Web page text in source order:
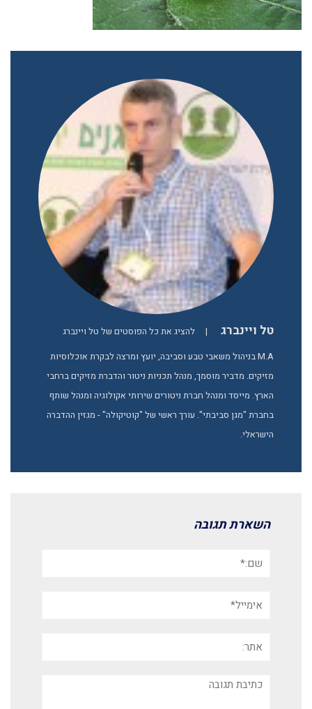
טל ויינברג |
להציג את כל הפוסטים של טל ויינברג
M.A בניהול משאבי טבע וסביבה, יועץ ומרצה לבקרת אוכלוסיות
מזיקים. מדביר מוסמך, מנהל תכניות ניטור והדברת מזיקים ברחבי
הארץ. מייסד ומנהל חברת ניטורים שירותי אקולוגיה ומנהל שותף
בחברת "מגן סביבתי". עורך ראשי של "קוטיקולה" - מגזין ההדברה
הישראלי.
השארת תגובה
תגובה